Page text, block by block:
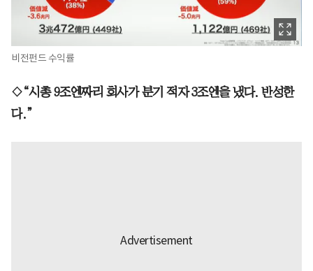
비전펀드 수익률
◇“시총 9조엔짜리 회사가 분기 적자 3조엔을 냈다. 반성한
다.”